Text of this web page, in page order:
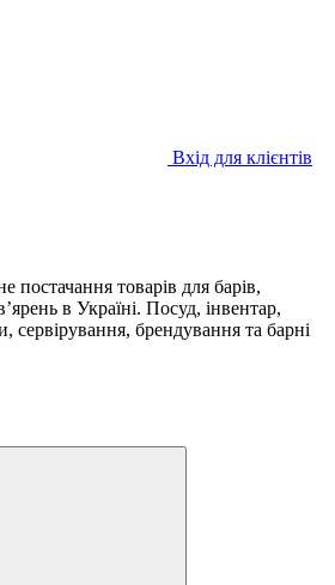
Вхід для клієнтів
товарів для барів,
в Україні. Посуд, інвентар,
сервірування, брендування та барні